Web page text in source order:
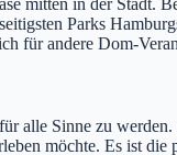
mitten in der
Parks
für andere Dom-
alle Sinne zu
möchte. Es ist